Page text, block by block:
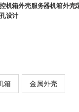
机箱外壳服务器机箱外壳
设计
箱 金属外壳